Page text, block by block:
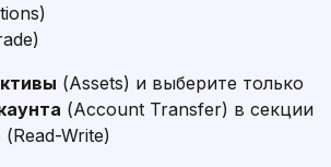
(Assets) и выберите только
(Account Transfer) в секции
Write)